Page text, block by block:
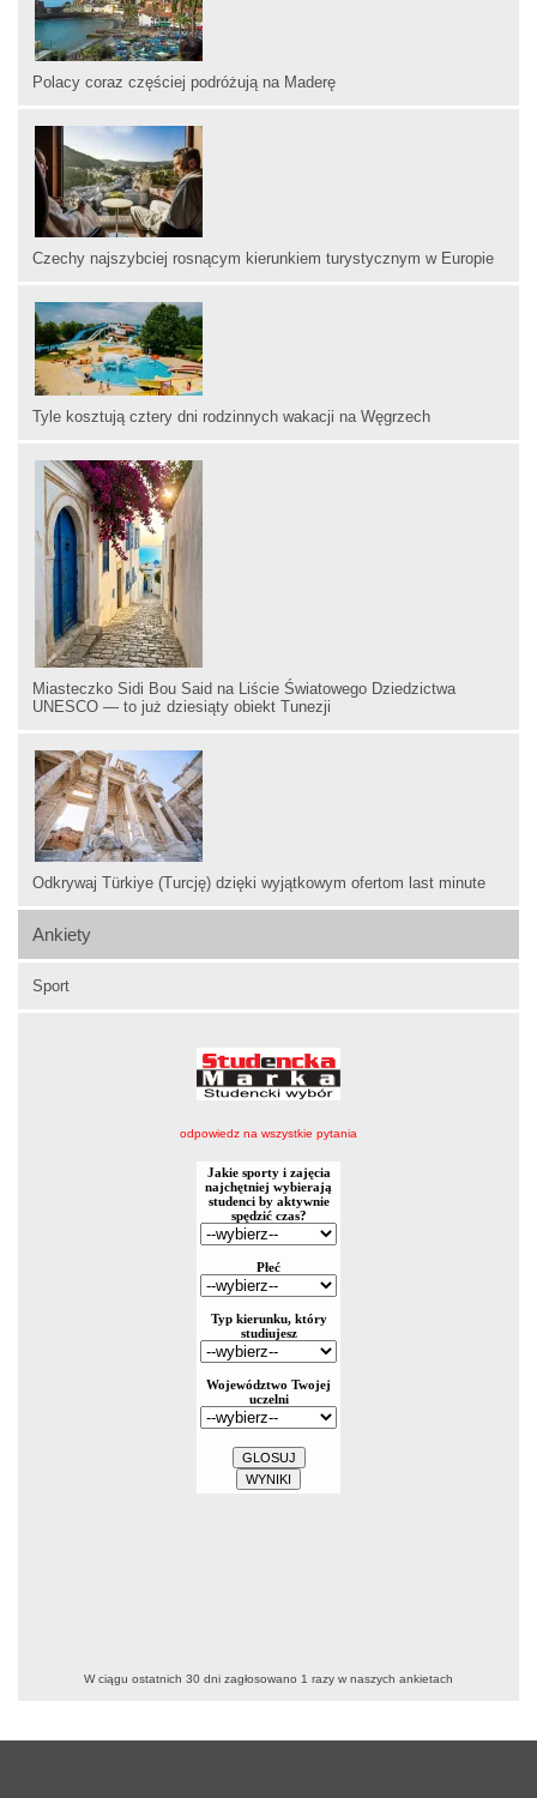
Polacy coraz częściej podróżują na Maderę
Czechy najszybciej rosnącym kierunkiem turystycznym w Europie
Tyle kosztują cztery dni rodzinnych wakacji na Węgrzech
Miasteczko Sidi Bou Said na Liście Światowego Dziedzictwa
UNESCO — to już dziesiąty obiekt Tunezji
Odkrywaj Türkiye (Turcję) dzięki wyjątkowym ofertom last minute
Ankiety
Sport
odpowiedz na wszystkie pytania
W ciągu ostatnich 30 dni zagłosowano 1 razy w naszych ankietach